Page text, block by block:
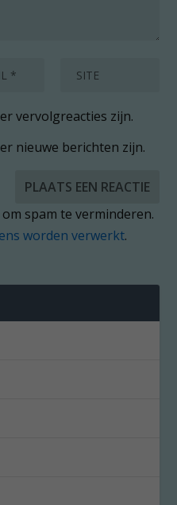
vervolgreacties zijn.
nieuwe berichten zijn.
spam te verminderen.
worden verwerkt.